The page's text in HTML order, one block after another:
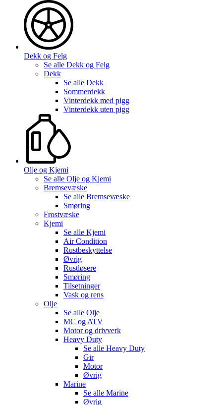
Dekk og Felg
Se alle Dekk og Felg
Dekk
Se alle Dekk
Sommerdekk
Vinterdekk med pigg
Vinterdekk uten pigg
Olje og Kjemi
Se alle Olje og Kjemi
Bremsevæske
Se alle Bremsevæske
Smøring
Frostvæske
Kjemi
Se alle Kjemi
Air Condition
Rustbeskyttelse
Øvrig
Rustløsere
Smøring
Tilsetninger
Vask og rens
Olje
Se alle Olje
MC og ATV
Motor og drivverk
Heavy Duty
Se alle Heavy Duty
Gir
Motor
Øvrig
Marine
Se alle Marine
Øvrig